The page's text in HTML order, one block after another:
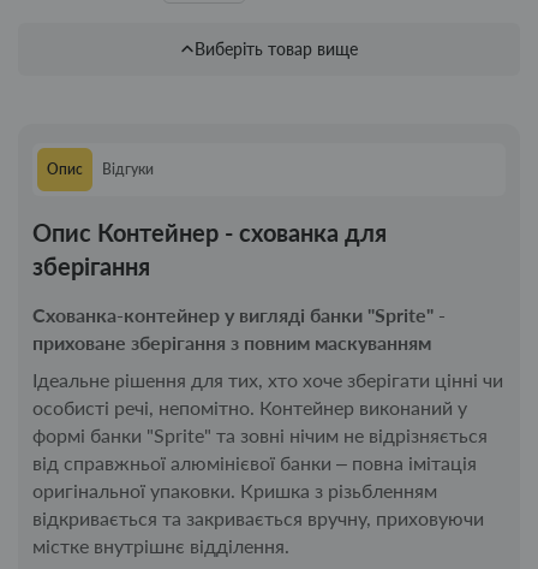
Виберіть товар вище
Опис Відгуки
Опис Контейнер - схованка для
зберігання
Схованка-контейнер у вигляді банки "Sprite" -
приховане зберігання з повним маскуванням
Ідеальне рішення для тих, хто хоче зберігати цінні чи
особисті речі, непомітно. Контейнер виконаний у
формі банки "Sprite" та зовні нічим не відрізняється
від справжньої алюмінієвої банки – повна імітація
оригінальної упаковки. Кришка з різьбленням
відкривається та закривається вручну, приховуючи
містке внутрішнє відділення.